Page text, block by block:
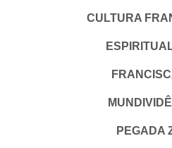
CULTURA
PEGADA